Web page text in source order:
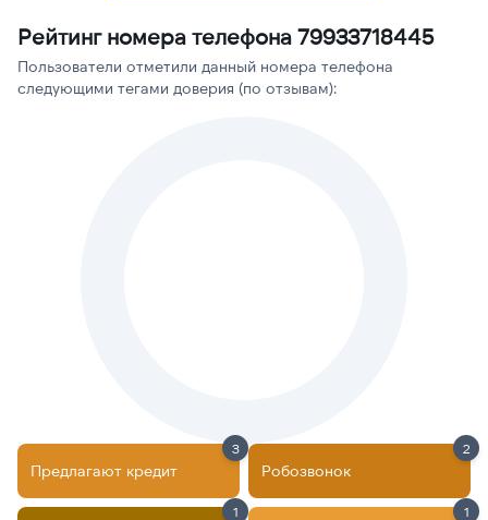
Рейтинг номера телефона 79933718445
Пользователи отметили данный номера телефона
следующими тегами доверия (по отзывам):
Предлагают кредит
3
Робозвонок
2
1 1